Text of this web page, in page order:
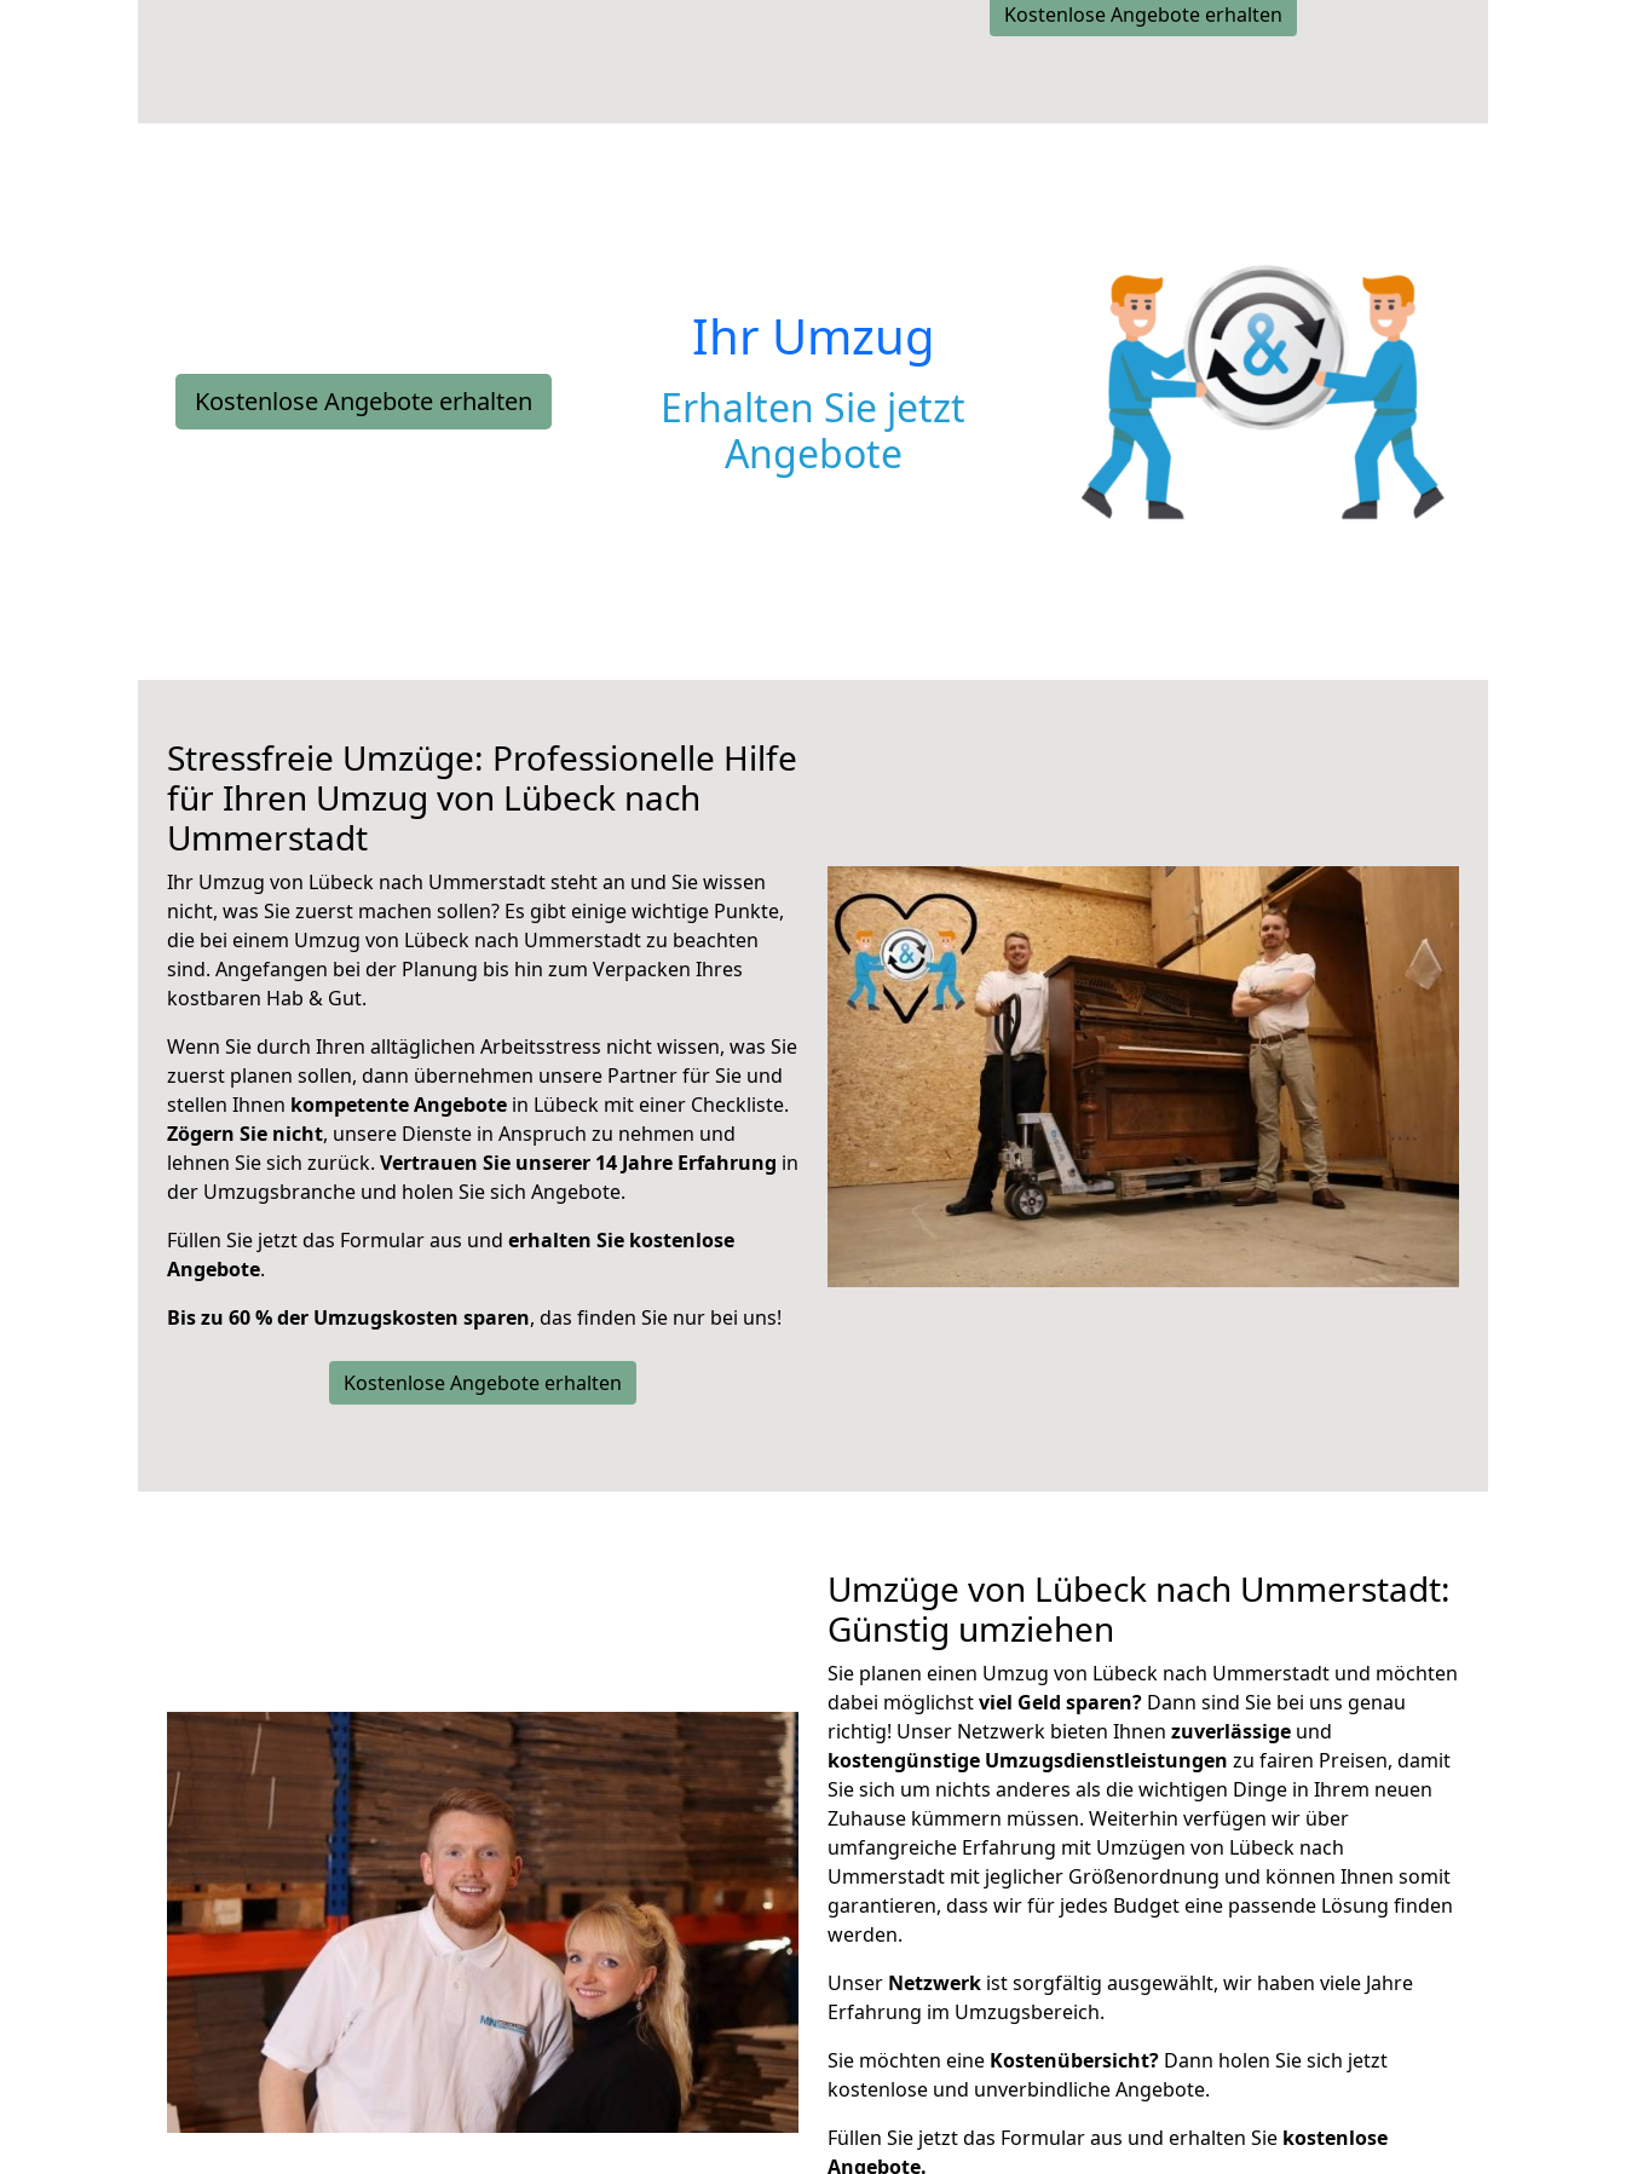
Kostenlose Angebote erhalten
Kostenlose Angebote erhalten
Ihr Umzug
Erhalten Sie jetzt
Angebote
Stressfreie Umzüge: Professionelle Hilfe
für Ihren Umzug von Lübeck nach
Ummerstadt
Ihr Umzug von Lübeck nach Ummerstadt steht an und Sie wissen
nicht, was Sie zuerst machen sollen? Es gibt einige wichtige Punkte,
die bei einem Umzug von Lübeck nach Ummerstadt zu beachten
sind. Angefangen bei der Planung bis hin zum Verpacken Ihres
kostbaren Hab & Gut.
Wenn Sie durch Ihren alltäglichen Arbeitsstress nicht wissen, was Sie
zuerst planen sollen, dann übernehmen unsere Partner für Sie und
stellen Ihnen kompetente Angebote in Lübeck mit einer Checkliste.
Zögern Sie nicht, unsere Dienste in Anspruch zu nehmen und
lehnen Sie sich zurück. Vertrauen Sie unserer 14 Jahre Erfahrung in
der Umzugsbranche und holen Sie sich Angebote.
Füllen Sie jetzt das Formular aus und erhalten Sie kostenlose
Angebote.
Bis zu 60 % der Umzugskosten sparen, das finden Sie nur bei uns!
Kostenlose Angebote erhalten
Umzüge von Lübeck nach Ummerstadt:
Günstig umziehen
Sie planen einen Umzug von Lübeck nach Ummerstadt und möchten
dabei möglichstviel Geld sparen? Dann sind Sie bei uns genau
richtig! Unser Netzwerk bieten Ihnen zuverlässige und
kostengünstige Umzugsdienstleistungen zu fairen Preisen, damit
Sie sich um nichts anderes als die wichtigen Dinge in Ihrem neuen
Zuhause kümmern müssen. Weiterhin verfügen wir über
umfangreiche Erfahrung mit Umzügen von Lübeck nach
Ummerstadt mit jeglicher Größenordnung und können Ihnen somit
garantieren, dass wir für jedes Budget eine passende Lösung finden
werden.
Unser Netzwerk ist sorgfältig ausgewählt, wir haben viele Jahre
Erfahrung im Umzugsbereich.
Sie möchten eine Kostenübersicht? Dann holen Sie sich jetzt
kostenlose und unverbindliche Angebote.
Füllen Sie jetzt das Formular aus und erhalten Sie kostenlose
Angebote.